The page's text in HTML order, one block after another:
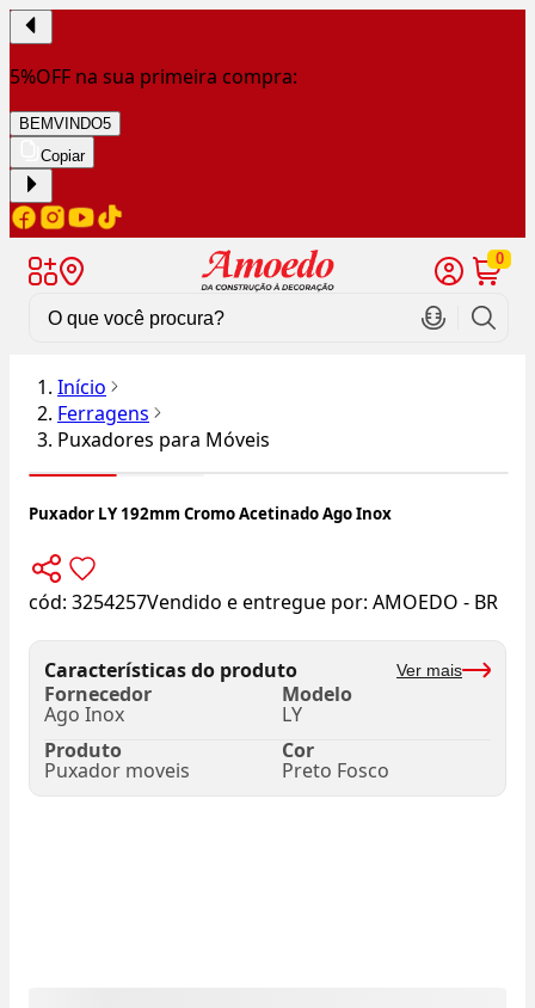
5%OFF na sua primeira compra:
BEMVINDO5
Copiar
0
Início
Ferragens
Puxadores para Móveis
Puxador LY 192mm Cromo Acetinado Ago Inox
cód: 3254257Vendido e entregue por: AMOEDO - BR
Características do produto Ver mais
Fornecedor
Ago Inox
Modelo
LY
Produto
Puxador moveis
Cor
Preto Fosco